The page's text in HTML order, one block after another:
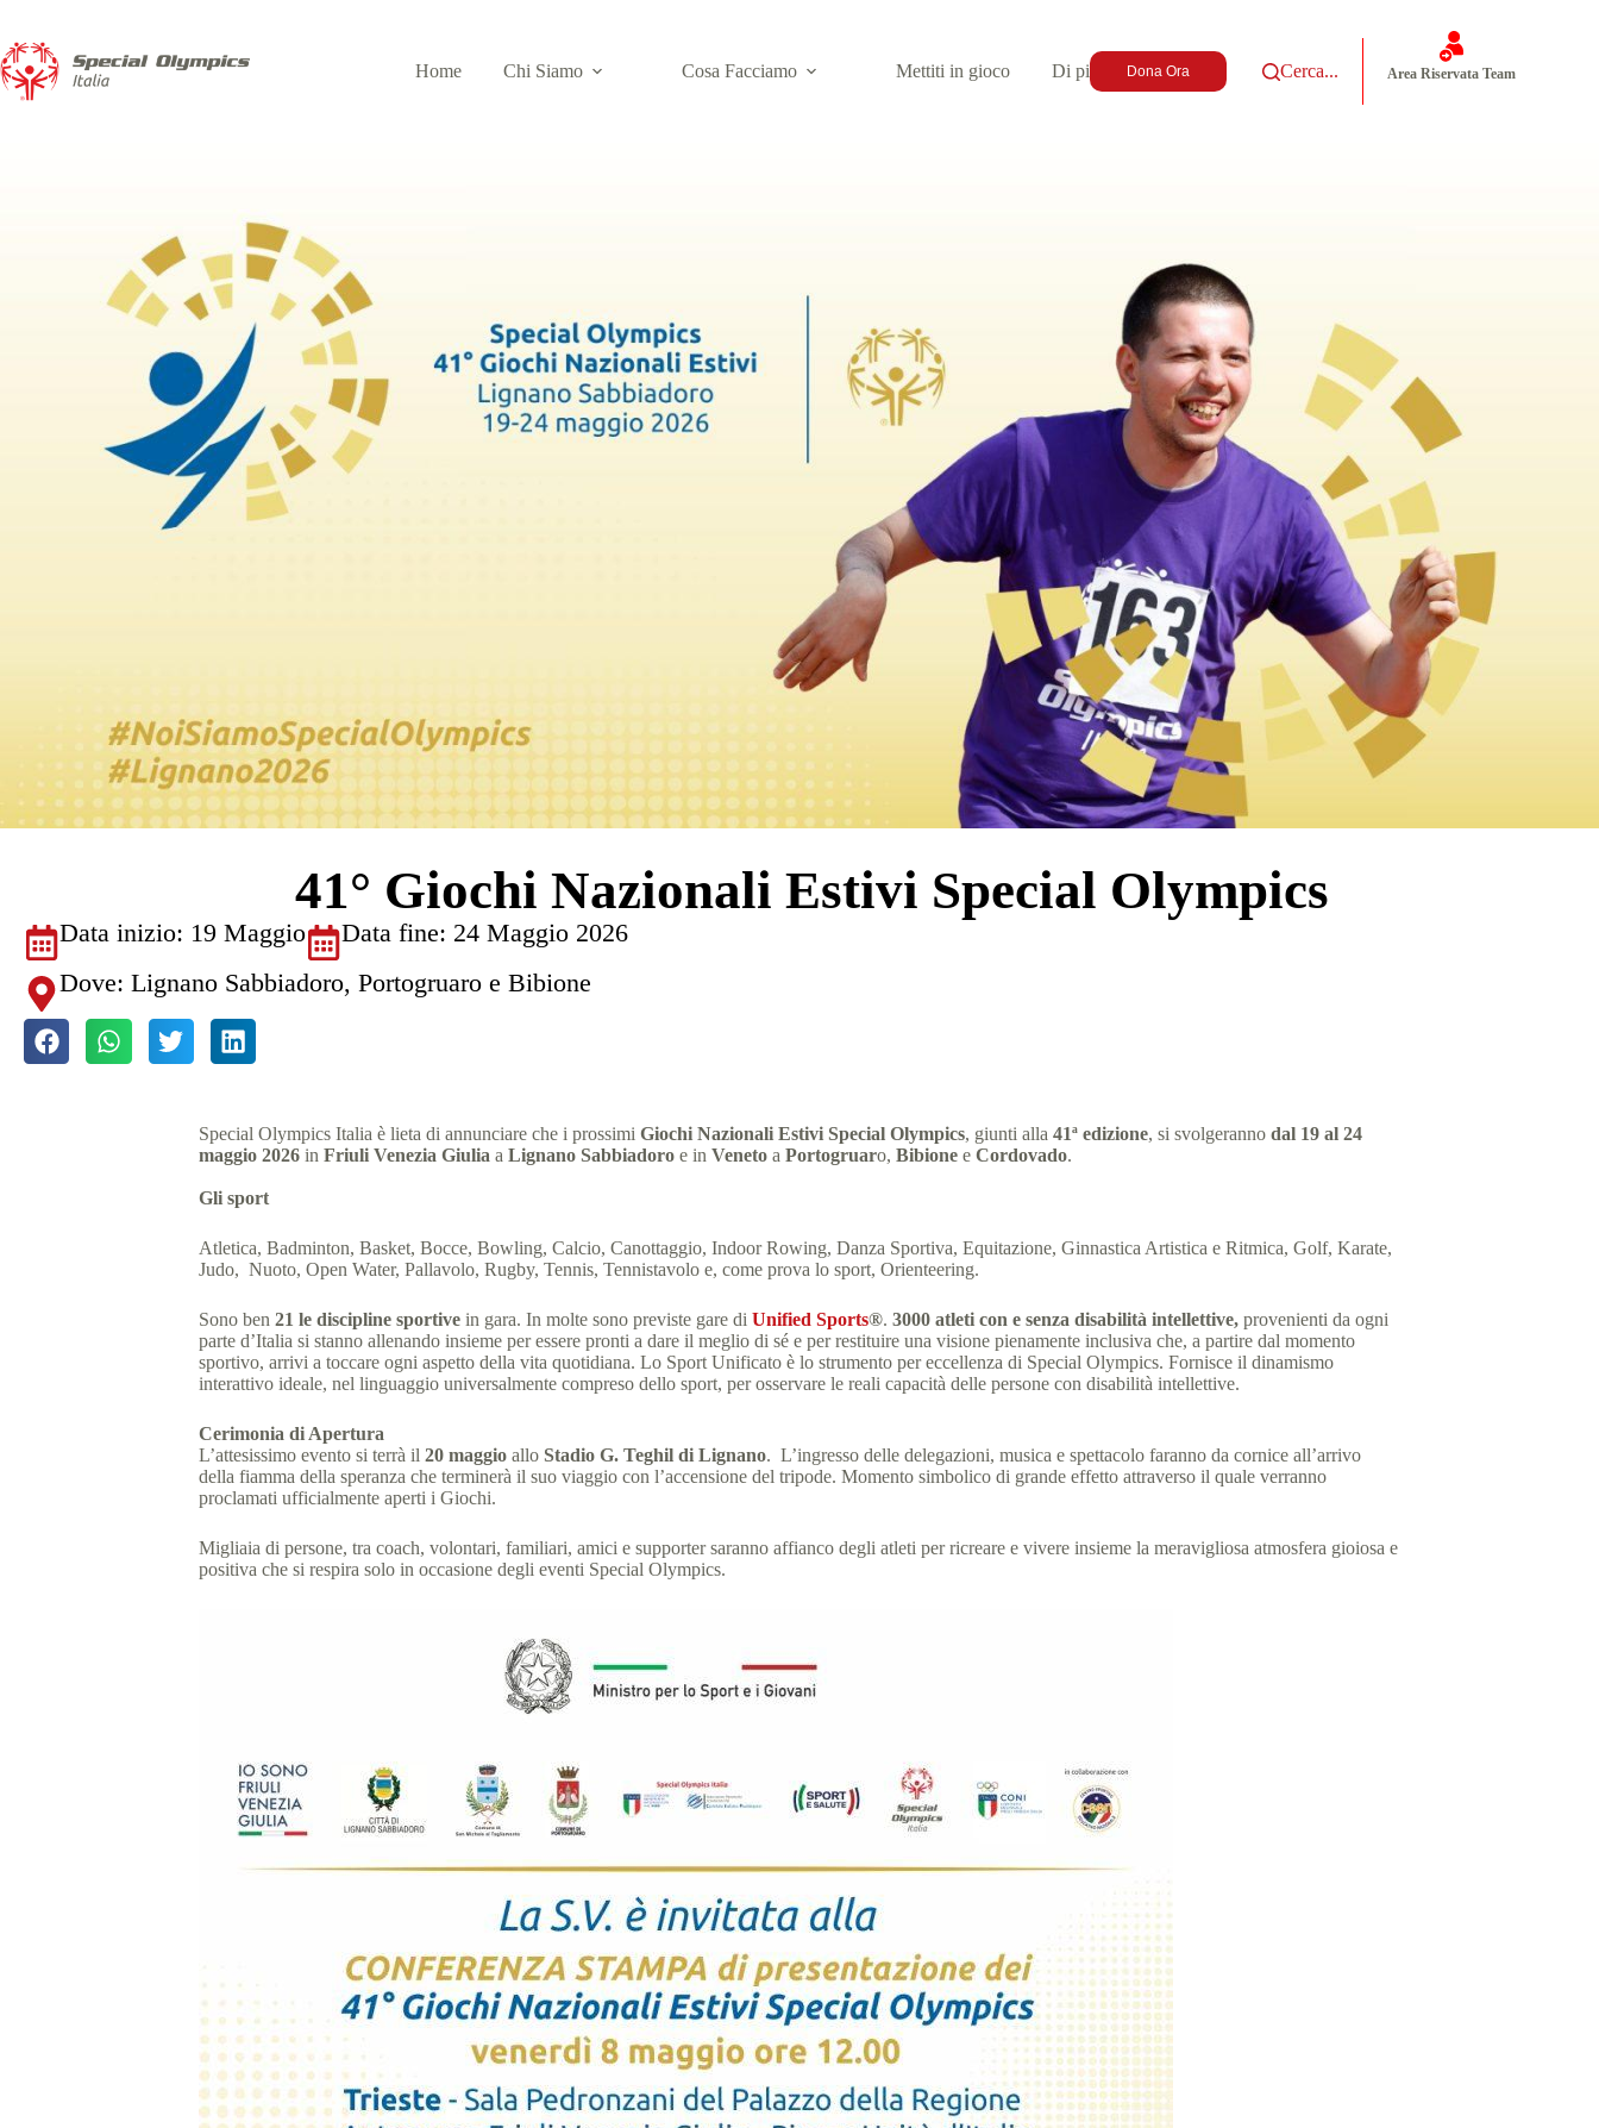
Home Chi Siamo Cosa Facciamo Mettiti in gioco Di più Dona Ora Cerca... Area Riservata Team
41° Giochi Nazionali Estivi Special Olympics
Data inizio: 19 Maggio
Data fine: 24 Maggio 2026
Dove: Lignano Sabbiadoro, Portogruaro e Bibione
Special Olympics Italia è lieta di annunciare che i prossimiGiochi Nazionali Estivi Special Olympics, giunti alla41ª edizione, si svolgerannodal 19 al 24
maggio 2026 inFriuli Venezia Giulia aLignano Sabbiadoroe inVeneto a Portogruaro,Bibione eCordovado.
Gli sport
Atletica, Badminton, Basket, Bocce, Bowling, Calcio, Canottaggio, Indoor Rowing, Danza Sportiva, Equitazione, Ginnastica Artistica e Ritmica, Golf, Karate,
Judo, Nuoto, Open Water, Pallavolo, Rugby, Tennis, Tennistavolo e, come prova lo sport, Orienteering.
Sono ben21 le discipline sportive in gara. In molte sono previste gare diUnified Sports®.3000 atleti con e senza disabilità intellettive, provenienti da ogni
parte d’Italia si stanno allenando insieme per essere pronti a dare il meglio di sé e per restituire una visione pienamente inclusiva che, a partire dal momento
sportivo, arrivi a toccare ogni aspetto della vita quotidiana. Lo Sport Unificato è lo strumento per eccellenza di Special Olympics. Fornisce il dinamismo
interattivo ideale, nel linguaggio universalmente compreso dello sport, per osservare le reali capacità delle persone con disabilità intellettive.
Cerimonia di Apertura
L’attesissimo evento si terrà il20 maggio alloStadio G. Teghil di Lignano. L’ingresso delle delegazioni, musica e spettacolo faranno da cornice all’arrivo
della fiamma della speranza che terminerà il suo viaggio con l’accensione del tripode. Momento simbolico di grande effetto attraverso il quale verranno
proclamati ufficialmente aperti i Giochi.
Migliaia di persone, tra coach, volontari, familiari, amici e supporter saranno affianco degli atleti per ricreare e vivere insieme la meravigliosa atmosfera gioiosa e
positiva che si respira solo in occasione degli eventi Special Olympics.